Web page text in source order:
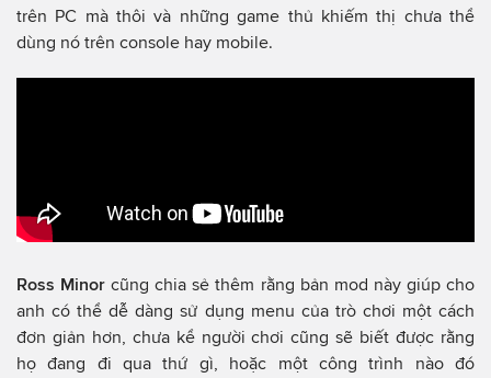
trên PC mà thôi và những game thủ khiếm thị chưa thể
dùng nó trên console hay mobile.
Ross Minor cũng chia sẻ thêm rằng bản mod này giúp cho
anh có thể dễ dàng sử dụng menu của trò chơi một cách
đơn giản hơn, chưa kể người chơi cũng sẽ biết được rằng
họ đang đi qua thứ gì, hoặc một công trình nào đó